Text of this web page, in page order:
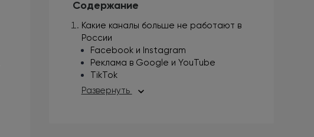
Содержание
Какие каналы больше не работают в
России
Facebook и Instagram
Реклама в Google и YouTube
TikTok
Развернуть